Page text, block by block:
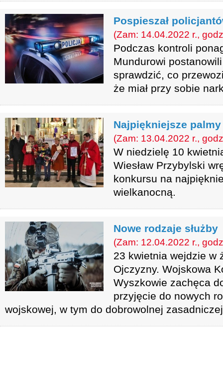
Pospieszał
(Zam: 14.04.2022 r.,
Podczas kontroli
Mundurowi
sprawdzić, co
że miał przy sobie
Najpiękniejsze
(Zam: 13.04.2022 r.,
W niedzielę 10
Wiesław Przybylski
konkursu na
wielkanocną.
Nowe rodzaje służby
(Zam: 12.04.2022 r.,
23 kwietnia wejdzie w
Ojczyzny. Wojskowa
Wyszkowie zachęca
przyjęcie do nowych
wojskowej, w tym do dobrowolnej